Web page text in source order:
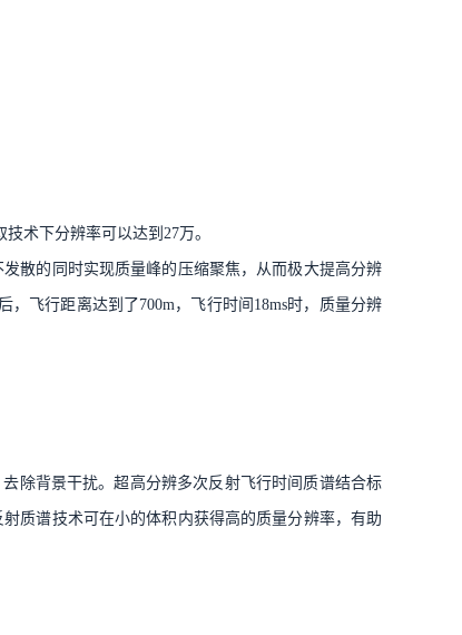
术下分辨率可以达到27万。
散的同时实现质量峰的压缩聚焦，从而极大提高分辨
飞行距离达到了700m，飞行时间18ms时，质量分辨
除背景干扰。超高分辨多次反射飞行时间质谱结合标
质谱技术可在小的体积内获得高的质量分辨率，有助